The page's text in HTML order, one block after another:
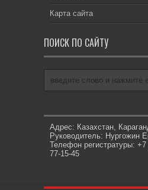
Карта сайта
ПОИСК ПО САЙТУ
Адрес: Казахстан,
Руководитель: Нургожин
Телефон регистратуры: +7
77-15-45